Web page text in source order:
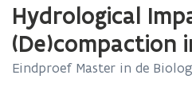
bevindt
zich
op:
Hydrological
(De)compaction
Eindproef Master in de